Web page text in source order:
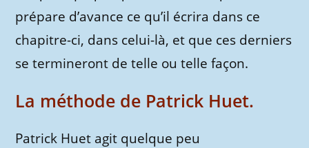
prépare d’avance ce qu’il écrira dans ce
chapitre-ci, dans celui-là, et que ces derniers
se termineront de telle ou telle façon.
La méthode de Patrick Huet.
Patrick Huet agit quelque peu